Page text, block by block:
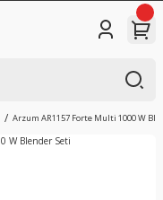
Arzum AR1157 Forte Multi 1000 W